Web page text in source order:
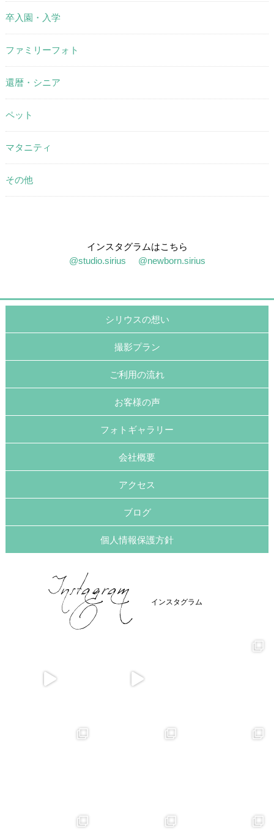
卒入園・入学
ファミリーフォト
還暦・シニア
ペット
マタニティ
その他
インスタグラムはこちら
@studio.sirius
@newborn.sirius
シリウスの想い
撮影プラン
ご利用の流れ
お客様の声
フォトギャラリー
会社概要
アクセス
ブログ
個人情報保護方針
インスタグラム